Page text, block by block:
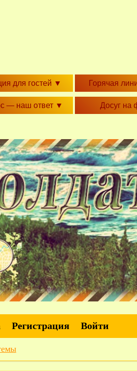
для гостей ▼ Горячая
— наш ответ ▼ Досуг на
Регистрация Войти